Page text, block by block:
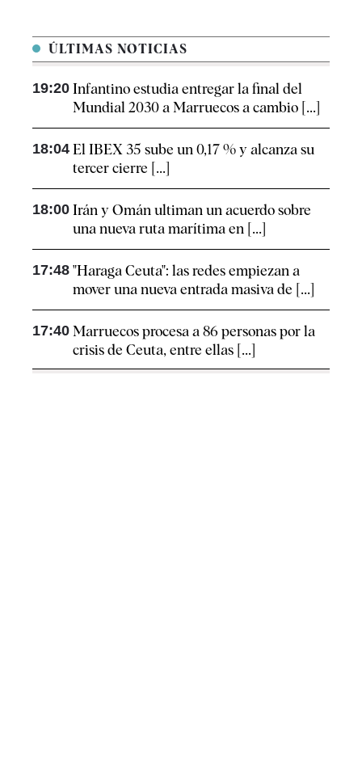
ÚLTIMAS NOTICIAS
19:20 Infantino estudia entregar la final del
Mundial 2030 a Marruecos a cambio [...]
18:04 El IBEX 35 sube un 0,17 % y alcanza su
tercer cierre [...]
18:00 Irán y Omán ultiman un acuerdo sobre
una nueva ruta marítima en [...]
17:48 "Haraga Ceuta": las redes empiezan a
mover una nueva entrada masiva de [...]
17:40 Marruecos procesa a 86 personas por la
crisis de Ceuta, entre ellas [...]